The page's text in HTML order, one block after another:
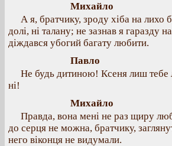
Михайло
А я, братчику, зроду хіба на лихо
долі, ні талану; не зазнав я гаразду
діждався убогий багату любити.
Павло
Не будь дитиною! Ксеня лиш тебе
ні!
Михайло
Правда, вона мені не раз щиру
до серця не можна, братчику,
него віконця не видумали.